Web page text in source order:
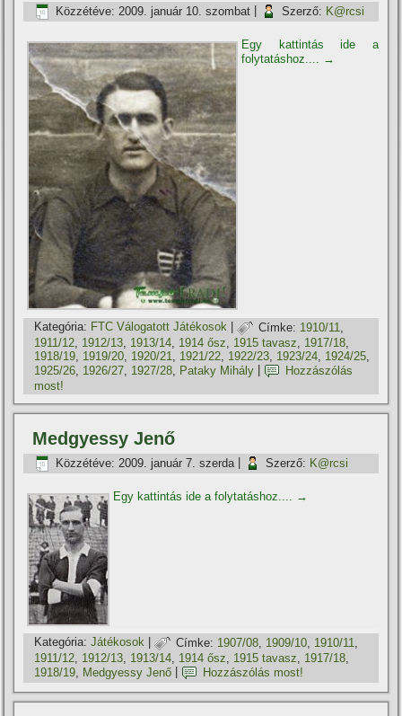
Közzétéve: 2009. január 10. szombat Szerző: K@rcsi
Egy kattintás ide a
folytatáshoz.... →
Kategória: FTC Válogatott Játékosok | Címke: 1910/11
1911/12, 1912/13, 1913/14, 1914 ősz, 1915 tavasz, 1917/18,
1918/19, 1919/20, 1920/21, 1921/22, 1922/23, 1923/24, 1924/25,
1925/26 1926/27 1927/28 Pataky Mihály
Hozzászólás
most!
Medgyessy Jenő
Közzétéve: 2009. január 7. szerda Szerző: K@rcsi
Egy kattintás ide a folytatáshoz.... →
Kategória: Játékosok | Címke: 1907/08 1909/10 1910/11
1911/12, 1912/13, 1913/14, 1914 ősz, 1915 tavasz, 1917/18,
1918/19
Medgyessy Jenő Hozzászólás most!